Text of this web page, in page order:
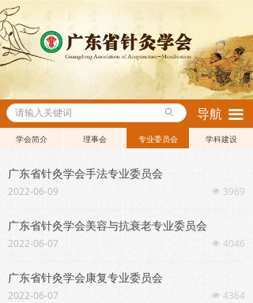
끀
ꄙ 导航
学会简介 理事会 专业委员会 学科建设
广东省针灸学会手法专业委员会
넶 3969
2022-06-09
广东省针灸学会美容与抗衰老专业委员会
넶 4046
2022-06-07
广东省针灸学会康复专业委员会
넶 4364
2022-06-07